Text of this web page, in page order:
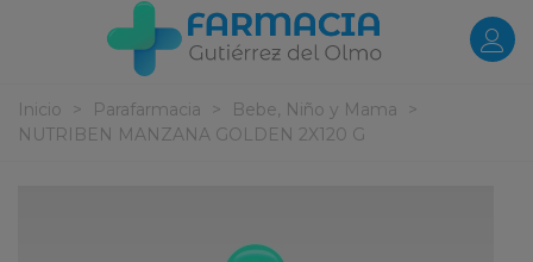
Inicio > Parafarmacia > Bebe, Niño y Mama
>
NUTRIBEN MANZANA GOLDEN 2X120 G